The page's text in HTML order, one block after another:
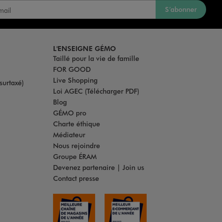
S’abonner
L'ENSEIGNE GÉMO
Taillé pour la vie de famille
FOR GOOD
Live Shopping
Loi AGEC (Télécharger PDF)
Blog
GÉMO pro
Charte éthique
Médiateur
Nous rejoindre
Groupe ÉRAM
Devenez partenaire | Join us
Contact presse